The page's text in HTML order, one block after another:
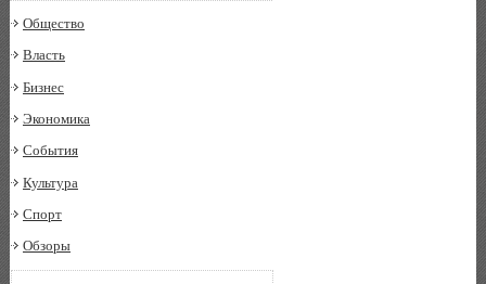
Общество
Власть
Бизнес
Экономика
События
Культура
Спорт
Обзоры